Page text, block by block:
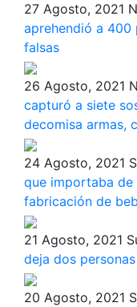
27 Agosto, 2021
aprehendió a 400
falsas
26 Agosto, 2021
capturó a siete
decomisa armas,
24 Agosto, 2021
que importaba
fabricación de
21 Agosto, 2021
deja dos
20 Agosto, 2021